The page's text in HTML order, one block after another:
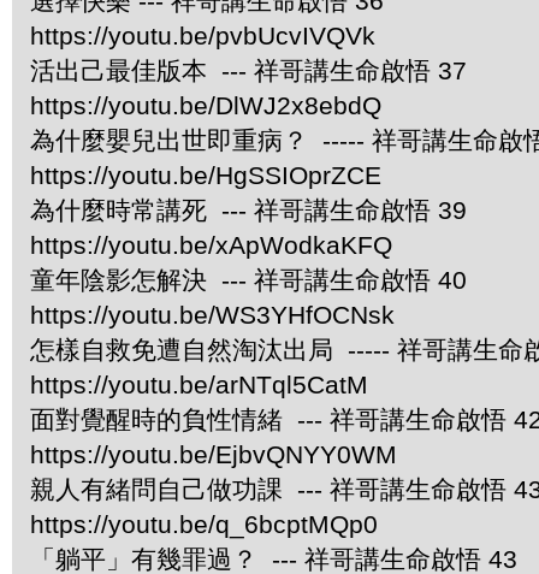
https://youtu.be/pvbUcvIVQVk
活出己最佳版本 --- 祥哥講生命啟悟 37
https://youtu.be/DlWJ2x8ebdQ
為什麼嬰兒出世即重病？ ----- 祥哥講生命啟
https://youtu.be/HgSSIOprZCE
為什麼時常講死 --- 祥哥講生命啟悟 39
https://youtu.be/xApWodkaKFQ
童年陰影怎解決 --- 祥哥講生命啟悟 40
https://youtu.be/WS3YHfOCNsk
怎樣自救免遭自然淘汰出局 ----- 祥哥講生命
https://youtu.be/arNTql5CatM
面對覺醒時的負性情緒 --- 祥哥講生命啟悟
https://youtu.be/EjbvQNYY0WM
親人有緒問自己做功課 --- 祥哥講生命啟悟
https://youtu.be/q_6bcptMQp0
「躺平」有幾罪過？ --- 祥哥講生命啟悟 43